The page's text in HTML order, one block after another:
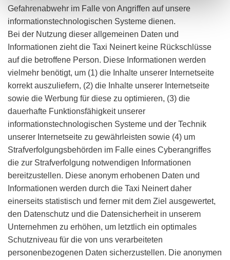
Gefahrenabwehr im Falle von Angriffen auf unsere
informationstechnologischen Systeme dienen.
Bei der Nutzung dieser allgemeinen Daten und
Informationen zieht die Taxi Neinert keine Rückschlüsse
auf die betroffene Person. Diese Informationen werden
vielmehr benötigt, um (1) die Inhalte unserer Internetseite
korrekt auszuliefern, (2) die Inhalte unserer Internetseite
sowie die Werbung für diese zu optimieren, (3) die
dauerhafte Funktionsfähigkeit unserer
informationstechnologischen Systeme und der Technik
unserer Internetseite zu gewährleisten sowie (4) um
Strafverfolgungsbehörden im Falle eines Cyberangriffes
die zur Strafverfolgung notwendigen Informationen
bereitzustellen. Diese anonym erhobenen Daten und
Informationen werden durch die Taxi Neinert daher
einerseits statistisch und ferner mit dem Ziel ausgewertet,
den Datenschutz und die Datensicherheit in unserem
Unternehmen zu erhöhen, um letztlich ein optimales
Schutzniveau für die von uns verarbeiteten
personenbezogenen Daten sicherzustellen. Die anonymen